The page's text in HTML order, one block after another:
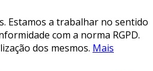
Estamos a trabalhar no sentido
com a norma RGPD.
dos mesmos. Mais